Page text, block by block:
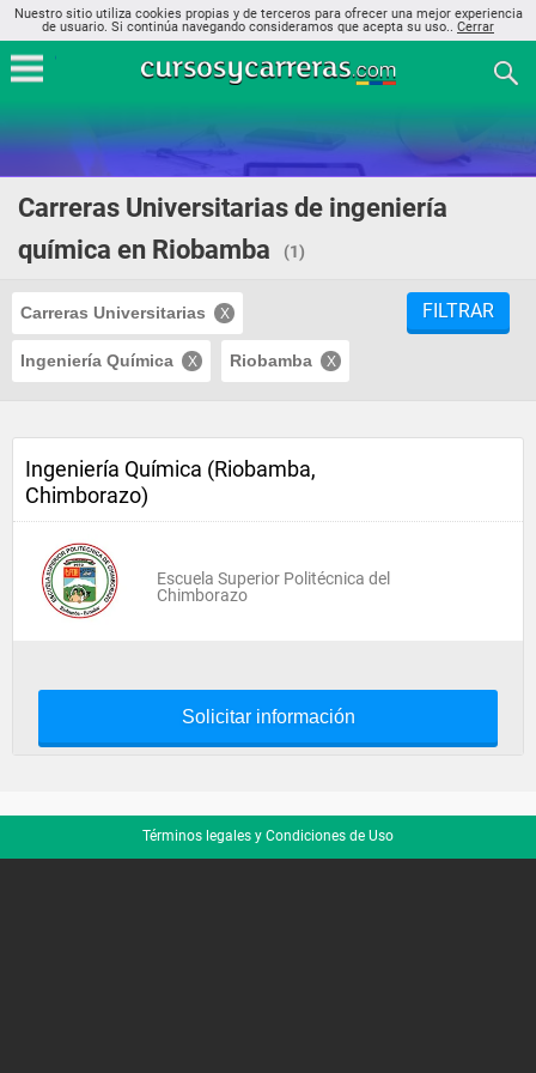
Nuestro sitio utiliza cookies propias y de terceros para ofrecer una mejor experiencia
de usuario. Si continúa navegando consideramos que acepta su uso.. Cerrar
Carreras Universitarias de ingeniería
química en Riobamba
(1)
Carreras Universitarias
Ingeniería Química Riobamba
FILTRAR
Ingeniería Química (Riobamba,
Chimborazo)
Escuela Superior Politécnica del
Chimborazo
Solicitar información
Términos legales y Condiciones de Uso